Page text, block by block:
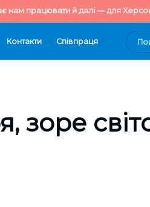
нам працювати й далі — для
Контакти Cпівпраця
зоре